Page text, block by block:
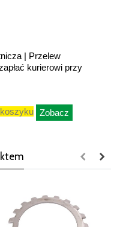
| Przelew
kurierowi przy
Zobacz